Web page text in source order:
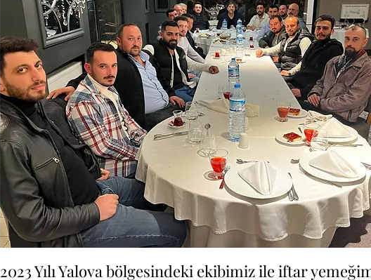
2023 Yılı Yalova bölgesindeki ekibimiz ile iftar